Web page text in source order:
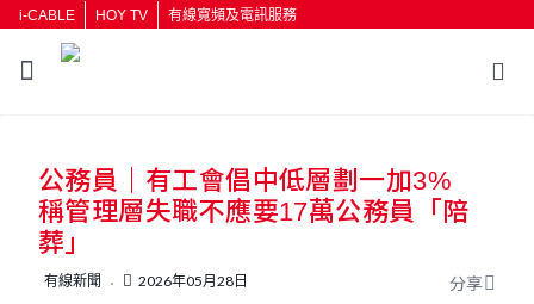
i-CABLE HOY TV 有線寬頻及電訊服務
按輸入鍵開始搜尋
公務員｜有工會倡中低層劃一加3%
稱管理層失職不應要17萬公務員「陪
葬」
有線新聞 2026年05月28日 分享